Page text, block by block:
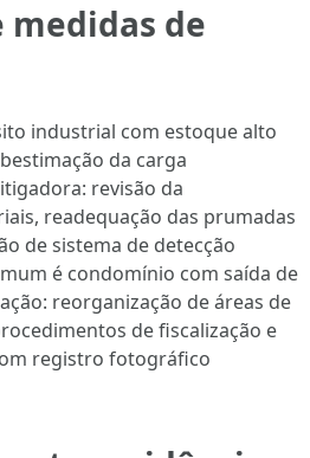
medidas de
industrial com estoque alto
da carga
revisão da
readequação das prumadas
de sistema de detecção
é condomínio com saída de
reorganização de áreas de
de fiscalização e
registro fotográfico